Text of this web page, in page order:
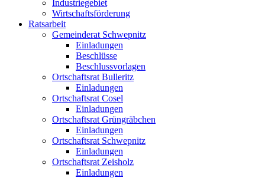
Industriegebiet
Wirtschaftsförderung
Ratsarbeit
Gemeinderat Schwepnitz
Einladungen
Beschlüsse
Beschlussvorlagen
Ortschaftsrat Bulleritz
Einladungen
Ortschaftsrat Cosel
Einladungen
Ortschaftsrat Grüngräbchen
Einladungen
Ortschaftsrat Schwepnitz
Einladungen
Ortschaftsrat Zeisholz
Einladungen